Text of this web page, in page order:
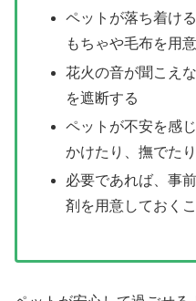
ペットが落ち着け
もちゃや毛布を用
花火の音が聞こえ
を遮断する
ペットが不安を感
かけたり、撫でた
必要であれば、事
剤を用意しておく